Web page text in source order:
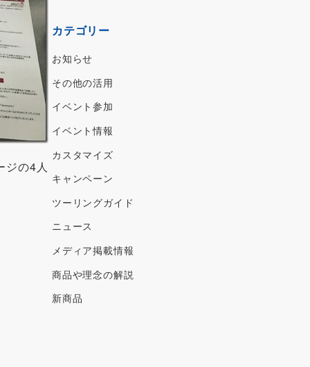
ジの4人
カテゴリー
お知らせ
その他の活用
イベント参加
イベント情報
カスタマイズ
キャンペーン
ツーリングガイド
ニュース
メディア掲載情報
商品や理念の解説
新商品